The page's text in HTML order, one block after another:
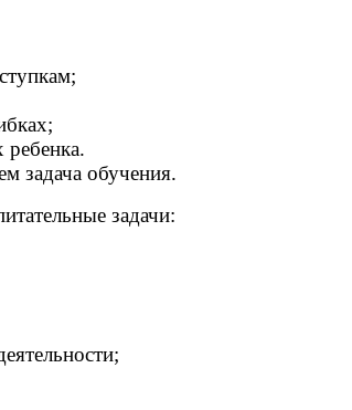
задача обучения.
задачи: